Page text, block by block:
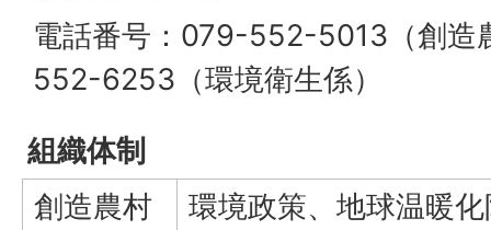
電話番号：079-552-5013（創造
552-6253（環境衛生係）
組織体制
創造農村
環境政策、地球温暖